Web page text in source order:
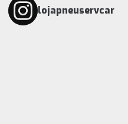
lojapneuservcar